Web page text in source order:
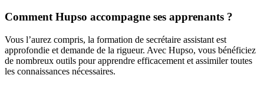
Comment Hupso accompagne ses apprenants ?
Vous l’aurez compris, la formation de secrétaire assistant est
approfondie et demande de la rigueur. Avec Hupso, vous bénéficiez
de nombreux outils pour apprendre efficacement et assimiler toutes
les connaissances nécessaires.